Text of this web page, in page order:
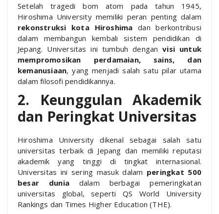
Setelah tragedi bom atom pada tahun 1945,
Hiroshima University memiliki peran penting dalam
rekonstruksi kota Hiroshima dan berkontribusi
dalam membangun kembali sistem pendidikan di
Jepang. Universitas ini tumbuh denganvisi untuk
mempromosikan perdamaian, sains, dan
kemanusiaan, yang menjadi salah satu pilar utama
dalam filosofi pendidikannya.
2. Keunggulan Akademik
dan Peringkat Universitas
Hiroshima University dikenal sebagai salah satu
universitas terbaik di Jepang dan memiliki reputasi
akademik yang tinggi di tingkat internasional.
Universitas ini sering masuk dalam peringkat 500
besar duniadalam berbagai pemeringkatan
universitas global, seperti QS World University
Rankings dan Times Higher Education (THE).